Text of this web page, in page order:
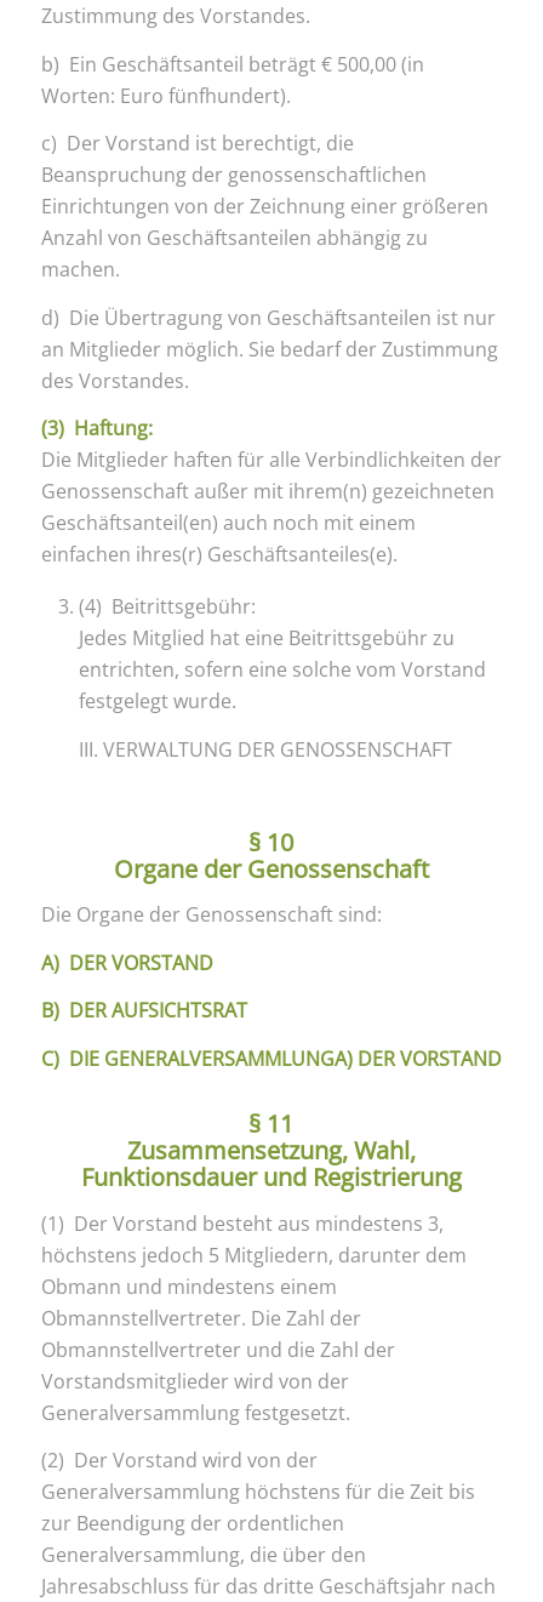
Zustimmung des Vorstandes.
b) Ein Geschäftsanteil beträgt € 500,00 (in
Worten: Euro fünfhundert).
c) Der Vorstand ist berechtigt, die
Beanspruchung der genossenschaftlichen
Einrichtungen von der Zeichnung einer größeren
Anzahl von Geschäftsanteilen abhängig zu
machen.
d) Die Übertragung von Geschäftsanteilen ist nur
an Mitglieder möglich. Sie bedarf der Zustimmung
des Vorstandes.
(3) Haftung:
Die Mitglieder haften für alle Verbindlichkeiten der
Genossenschaft außer mit ihrem(n) gezeichneten
Geschäftsanteil(en) auch noch mit einem
einfachen ihres(r) Geschäftsanteiles(e).
(4) Beitrittsgebühr:
Jedes Mitglied hat eine Beitrittsgebühr zu
entrichten, sofern eine solche vom Vorstand
festgelegt wurde.
III. VERWALTUNG DER GENOSSENSCHAFT
§ 10
Organe der Genossenschaft
Die Organe der Genossenschaft sind:
A) DER VORSTAND
B) DER AUFSICHTSRAT
C) DIE GENERALVERSAMMLUNGA) DER VORSTAND
§ 11
Zusammensetzung, Wahl,
Funktionsdauer und Registrierung
(1) Der Vorstand besteht aus mindestens 3,
höchstens jedoch 5 Mitgliedern, darunter dem
Obmann und mindestens einem
Obmannstellvertreter. Die Zahl der
Obmannstellvertreter und die Zahl der
Vorstandsmitglieder wird von der
Generalversammlung festgesetzt.
(2) Der Vorstand wird von der
Generalversammlung höchstens für die Zeit bis
zur Beendigung der ordentlichen
Generalversammlung, die über den
Jahresabschluss für das dritte Geschäftsjahr nach